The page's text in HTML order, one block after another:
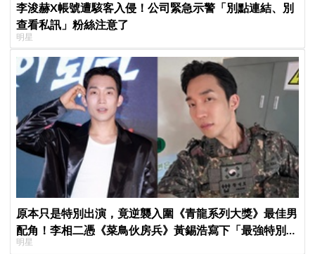
李浚赫X帳號遭駭客入侵！公司緊急示警「別點連結、別
查看私訊」粉絲注意了
明星
原本只是特別出演，竟逆襲入圍《青龍系列大獎》最佳男
配角！李相二憑《菜鳥伙房兵》黃錫浩寫下「最強特別出
演」傳奇
明星